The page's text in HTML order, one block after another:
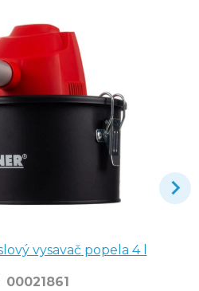
vysavač popela 4 l
00021861